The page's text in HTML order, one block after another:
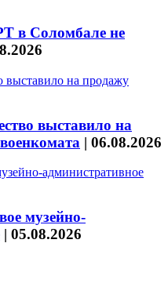
в Соломбале не
выставило на
| 06.08.2026
музейно-
| 05.08.2026